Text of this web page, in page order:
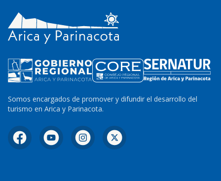
Somos encargados de promover y difundir el desarrollo del
turismo en Arica y Parinacota.
FacebookYouTubeInstagram
X